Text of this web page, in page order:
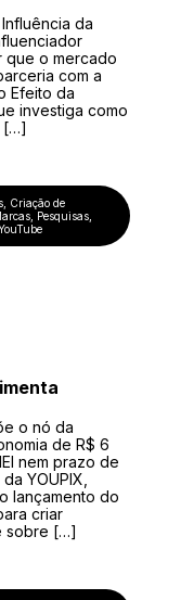
da
que o mercado
com a
Efeito da
investiga como
[…]
Criação de
Pesquisas
o nó da
de R$ 6
nem prazo de
YOUPIX,
lançamento do
criar
sobre […]